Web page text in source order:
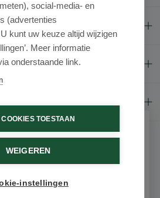
9.6 / 10 (531 beoordelingen)
social-media- en
(advertenties
kunt uw keuze altijd wijzigen
Meer informatie
onderstaande link.
TOESTAAN
WEIGEREN
instellingen
voor onze nieuwsbrief
beste aanbiedingen en persoonlijk
advies